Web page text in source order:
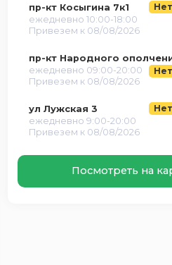
пр-кт Косыгина 7к1
ежедневно 10:00-18:00
Привезем к 08/08/2026
пр-кт Народного
ежедневно 09:00-20:00
Привезем к 08/08/2026
ул Лужская 3
ежедневно 9:00-20:00
Привезем к 08/08/2026
Посмотреть на